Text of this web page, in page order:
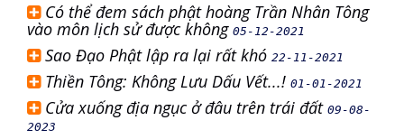
Có thể đem sách phật hoàng Trần Nhân Tông
vào môn lịch sử được không 05-12-2021
Sao Đạo Phật lập ra lại rất khó 22-11-2021
Thiền Tông: Không Lưu Dấu Vết...! 01-01-2021
Cửa xuống địa ngục ở đâu trên trái đất 09-08-
2023